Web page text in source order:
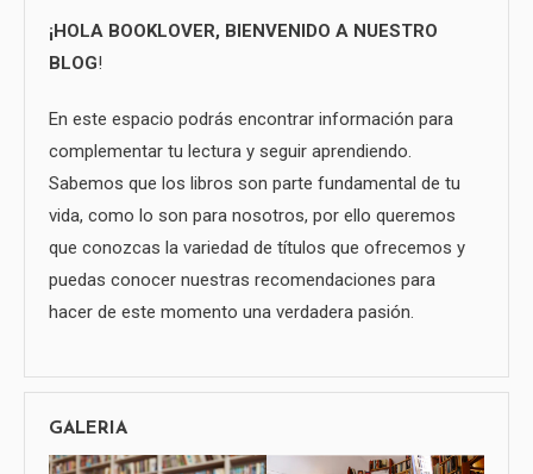
¡HOLA BOOKLOVER, BIENVENIDO A NUESTRO
BLOG!
En este espacio podrás encontrar información para
complementar tu lectura y seguir aprendiendo.
Sabemos que los libros son parte fundamental de tu
vida, como lo son para nosotros, por ello queremos
que conozcas la variedad de títulos que ofrecemos y
puedas conocer nuestras recomendaciones para
hacer de este momento una verdadera pasión.
GALERIA